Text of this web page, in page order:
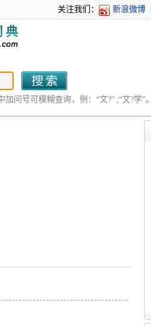
关注我们： 新浪微博
问号可模糊查询，例：“文?” ;“文?学”。